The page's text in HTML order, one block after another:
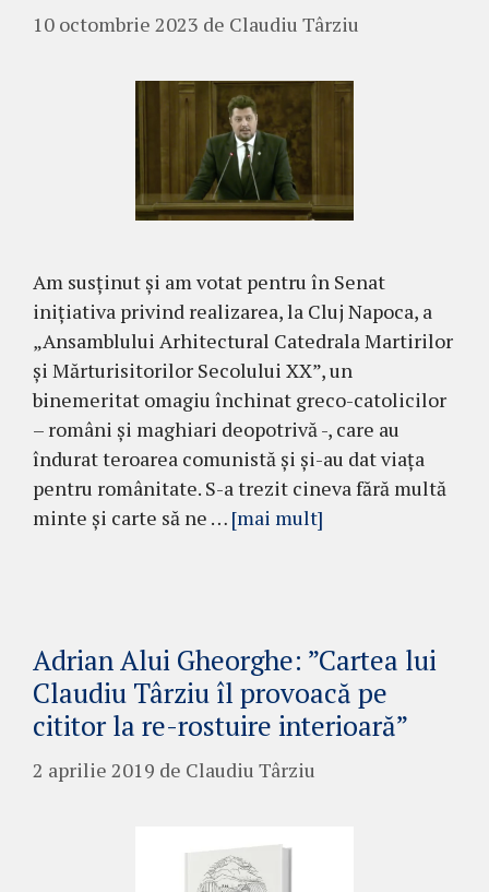
10 octombrie 2023 de Claudiu Târziu
Am susținut și am votat pentru în Senat
inițiativa privind realizarea, la Cluj Napoca, a
„Ansamblului Arhitectural Catedrala Martirilor
și Mărturisitorilor Secolului XX”, un
binemeritat omagiu închinat greco-catolicilor
– români și maghiari deopotrivă -, care au
îndurat teroarea comunistă și și-au dat viața
pentru românitate. S-a trezit cineva fără multă
minte și carte să ne … [mai mult]
Adrian Alui Gheorghe: ”Cartea lui
Claudiu Târziu îl provoacă pe
cititor la re-rostuire interioară”
2 aprilie 2019 de Claudiu Târziu